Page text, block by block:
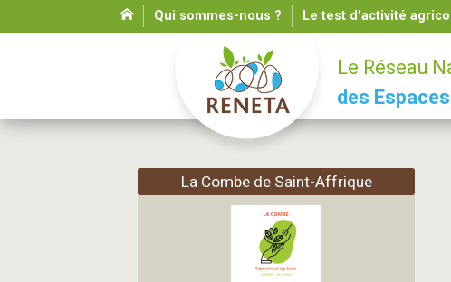
Qui sommes-nous ? Le test d’activité
Le Réseau
des
La Combe de Saint-Affrique